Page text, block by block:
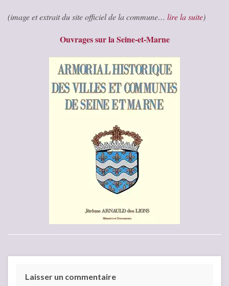
(image et extrait du site officiel de la commune… lire la suite)
Ouvrages sur la Seine-et-Marne
Laisser un commentaire